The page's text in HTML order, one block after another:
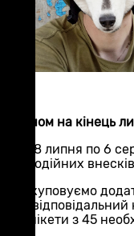
Станом на кінець
- з 28 липня по 6
благодійних
- закуповуємо
яку
турнікети з 45